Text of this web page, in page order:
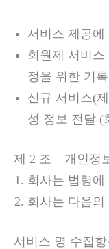
서비스 제공
회원제 서비
정을 위한 기
신규 서비스(
성 정보 전달 (
제 2 조 – 개인정
회사는 법령에
회사는 다음
서비스 명 수집항